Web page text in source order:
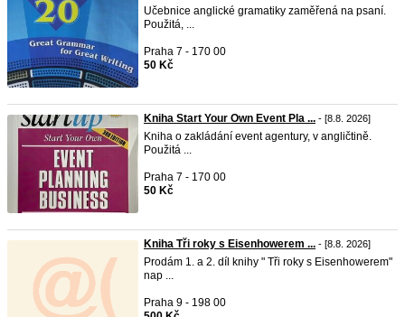
Učebnice anglické gramatiky zaměřená na psaní.
Použitá, ...
Praha 7 - 170 00
50 Kč
Kniha Start Your Own Event Pla ... - [8.8. 2026]
Kniha o zakládání event agentury, v angličtině.
Použitá ...
Praha 7 - 170 00
50 Kč
Kniha Tři roky s Eisenhowerem ... - [8.8. 2026]
Prodám 1. a 2. díl knihy " Tři roky s Eisenhowerem"
nap ...
Praha 9 - 198 00